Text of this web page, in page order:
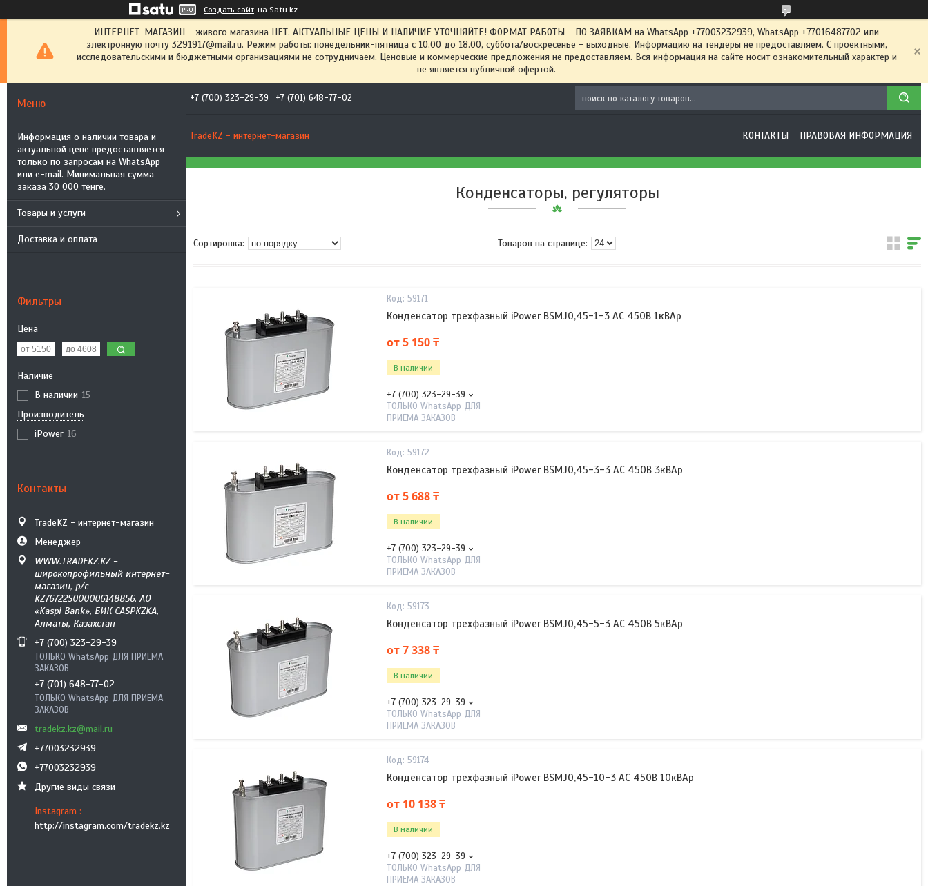
Создать сайт на Satu.kz
ИНТЕРНЕТ-МАГАЗИН - живого магазина НЕТ. АКТУАЛЬНЫЕ ЦЕНЫ И НАЛИЧИЕ УТОЧНЯЙТЕ! ФОРМАТ РАБОТЫ - ПО ЗАЯВКАМ на WhatsApp +77003232939, WhatsApp +77016487702 или
электронную почту 3291917@mail.ru. Режим работы: понедельник-пятница с 10.00 до 18.00, суббота/воскресенье - выходные. Информацию на тендеры не предоставляем. С проектными,
исследовательскими и бюджетными организациями не сотрудничаем. Ценовые и коммерческие предложения не предоставляем. Вся информация на сайте носит ознакомительный характер и
не является публичной офертой.
Информация о наличии товара и
актуальной цене предоставляется
только по запросам на WhatsApp
или e-mail. Минимальная сумма
заказа 30 000 тенге.
Товары и услуги
Доставка и оплата
Фильтры
Цена
Наличие
В наличии 15
Производитель
iPower 16
Контакты
TradeKZ - интернет-магазин
Менеджер
WWW.TRADEKZ.KZ -
широкопрофильный интернет-
магазин, р/с
KZ76722S000006148856, АО
«Kaspi Bank», БИК CASPKZKA,
Алматы, Казахстан
+7 (700) 323-29-39
ТОЛЬКО WhatsApp ДЛЯ ПРИЕМА
ЗАКАЗОВ
+7 (701) 648-77-02
ТОЛЬКО WhatsApp ДЛЯ ПРИЕМА
ЗАКАЗОВ
tradekz.kz@mail.ru
+77003232939
+77003232939
Другие виды связи
Instagram
http://instagram.com/tradekz.kz
+7 (700) 323-29-39 +7 (701) 648-77-02
TradeKZ - интернет-магазин КОНТАКТЫ ПРАВОВАЯ ИНФОРМАЦИЯ
Конденсаторы, регуляторы
59171
Конденсатор трехфазный iPower BSMJ0,45-1-3 АС 450В 1кВАр
от 5 150 ₸
В наличии
+7 (700) 323-29-39
ТОЛЬКО WhatsApp ДЛЯ
ПРИЕМА ЗАКАЗОВ
59172
Конденсатор трехфазный iPower BSMJ0,45-3-3 АС 450В 3кВАр
от 5 688 ₸
В наличии
+7 (700) 323-29-39
ТОЛЬКО WhatsApp ДЛЯ
ПРИЕМА ЗАКАЗОВ
59173
Конденсатор трехфазный iPower BSMJ0,45-5-3 АС 450В 5кВАр
от 7 338 ₸
В наличии
+7 (700) 323-29-39
ТОЛЬКО WhatsApp ДЛЯ
ПРИЕМА ЗАКАЗОВ
59174
Конденсатор трехфазный iPower BSMJ0,45-10-3 АС 450В 10кВАр
от 10 138 ₸
В наличии
+7 (700) 323-29-39
ТОЛЬКО WhatsApp ДЛЯ
ПРИЕМА ЗАКАЗОВ